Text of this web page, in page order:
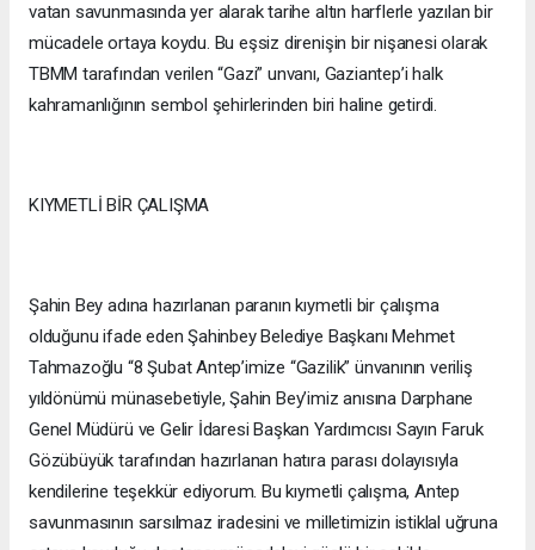
vatan savunmasında yer alarak tarihe altın harflerle yazılan bir
mücadele ortaya koydu. Bu eşsiz direnişin bir nişanesi olarak
TBMM tarafından verilen “Gazi” unvanı, Gaziantep’i halk
kahramanlığının sembol şehirlerinden biri haline getirdi.
KIYMETLİ BİR ÇALIŞMA
Şahin Bey adına hazırlanan paranın kıymetli bir çalışma
olduğunu ifade eden Şahinbey Belediye Başkanı Mehmet
Tahmazoğlu “8 Şubat Antep’imize “Gazilik” ünvanının veriliş
yıldönümü münasebetiyle, Şahin Bey’imiz anısına Darphane
Genel Müdürü ve Gelir İdaresi Başkan Yardımcısı Sayın Faruk
Gözübüyük tarafından hazırlanan hatıra parası dolayısıyla
kendilerine teşekkür ediyorum. Bu kıymetli çalışma, Antep
savunmasının sarsılmaz iradesini ve milletimizin istiklal uğruna